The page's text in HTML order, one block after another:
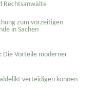
Rechtsanwälte
zum vorzeitigen
in Sachen
Die Vorteile moderner
verteidigen können